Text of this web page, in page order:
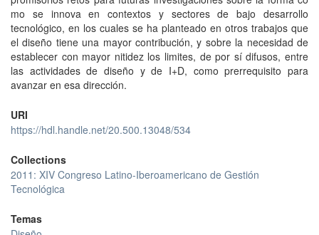
mo se innova en contextos y sectores de bajo desarrollo
tecnológico, en los cuales se ha planteado en otros trabajos que
el diseño tiene una mayor contribución, y sobre la necesidad de
establecer con mayor nitidez los limites, de por sí difusos, entre
las actividades de diseño y de I+D, como prerrequisito para
avanzar en esa dirección.
URI
https://hdl.handle.net/20.500.13048/534
Collections
2011: XIV Congreso Latino-Iberoamericano de Gestión
Tecnológica
Temas